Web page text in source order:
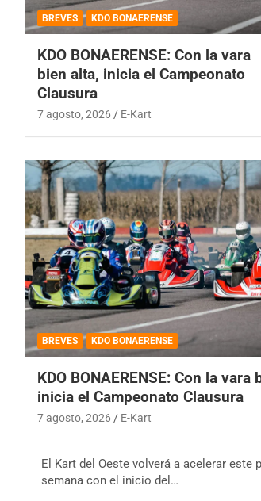
BREVES KDO BONAERENSE
KDO BONAERENSE: Con la vara
bien alta, inicia el Campeonato
Clausura
7 agosto, 2026 E-Kart
BREVES KDO BONAERENSE
KDO BONAERENSE: Con la vara
inicia el Campeonato Clausura
7 agosto, 2026 E-Kart
El Kart del Oeste volverá a acelerar este
semana con el inicio del…